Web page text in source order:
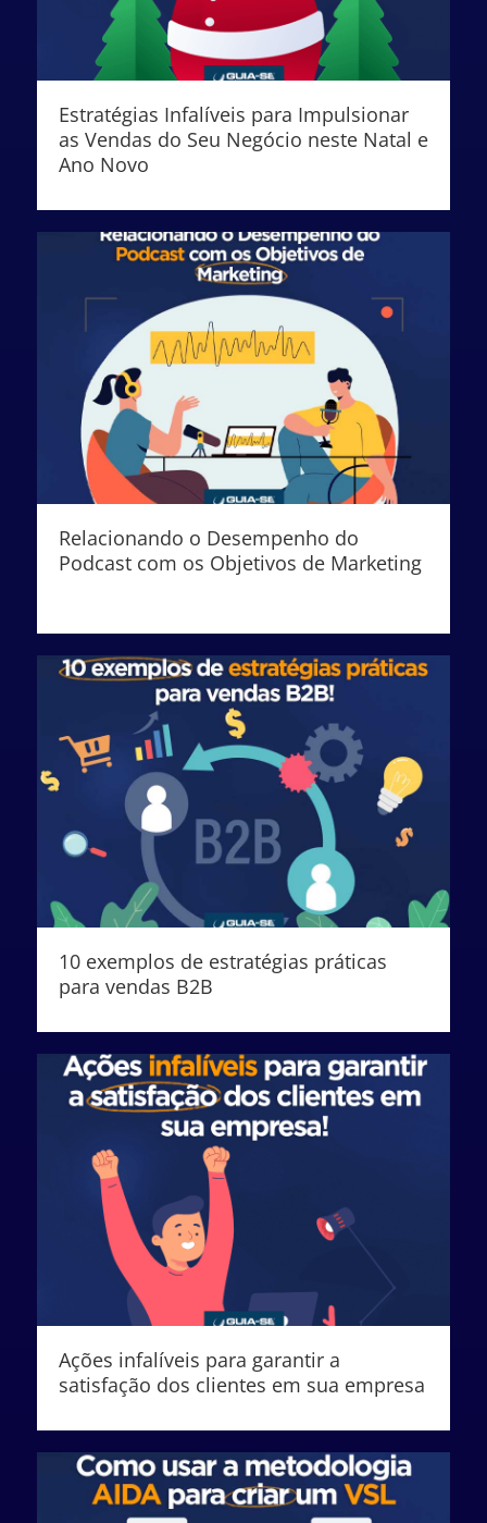
Estratégias Infalíveis para Impulsionar
as Vendas do Seu Negócio neste Natal e
Ano Novo
Relacionando o Desempenho do
Podcast com os Objetivos de Marketing
10 exemplos de estratégias práticas
para vendas B2B
Ações infalíveis para garantir a
satisfação dos clientes em sua empresa